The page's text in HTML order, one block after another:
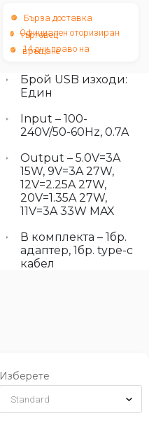
Бърза доставка
Официален оторизиран
търговец
14 дни право на
връщане
Брой USB изходи:
Един
Input – 100-
240V/50-60Hz, 0.7A
Output – 5.0V=3A
15W, 9V=3A 27W,
12V=2.25A 27W,
20V=1.35A 27W,
11V=3A 33W MAX
В комплекта – 1бр.
адаптер, 1бр. type-c
кабел
Изберете